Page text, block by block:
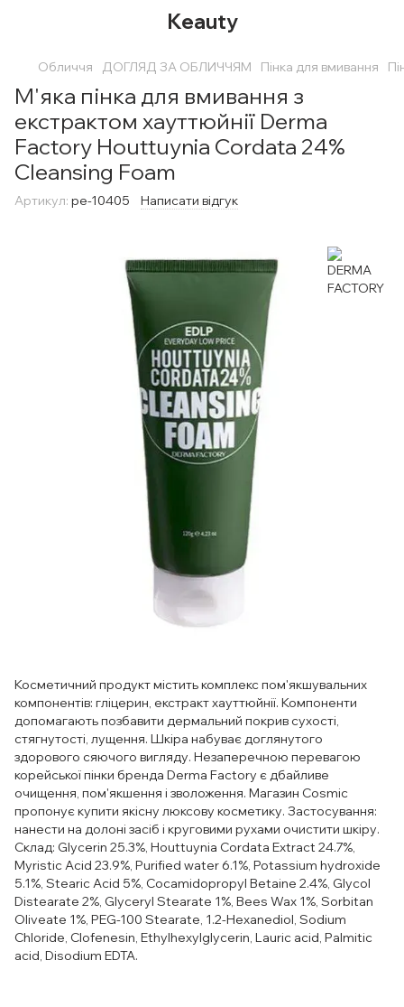
Keauty
Обличчя ДОГЛЯД ЗА ОБЛИЧЧЯМ Пінка для вмивання
М'яка пінка для вмивання з
екстрактом хауттюйнії Derma
Factory Houttuynia Cordata 24%
Cleansing Foam
Артикул: pe-10405 Написати відгук
Косметичний продукт містить комплекс пом'якшувальних
компонентів: гліцерин, екстракт хауттюйнії. Компоненти
допомагають позбавити дермальний покрив сухості,
стягнутості, лущення. Шкіра набуває доглянутого
здорового сяючого вигляду. Незаперечною перевагою
корейської пінки бренда Derma Factory є дбайливе
очищення, пом'якшення і зволоження. Магазин Cosmic
пропонує купити якісну люксову косметику. Застосування:
нанести на долоні засіб і круговими рухами очистити шкіру.
Склад: Glycerin 25.3%, Houttuynia Cordata Extract 24.7%,
Myristic Acid 23.9%, Purified water 6.1%, Potassium hydroxide
5.1%, Stearic Acid 5%, Cocamidopropyl Betaine 2.4%, Glycol
Distearate 2%, Glyceryl Stearate 1%, Bees Wax 1%, Sorbitan
Oliveate 1%, PEG-100 Stearate, 1.2-Hexanediol, Sodium
Chloride, Clofenesin, Ethylhexylglycerin, Lauric acid, Palmitic
acid, Disodium EDTA.